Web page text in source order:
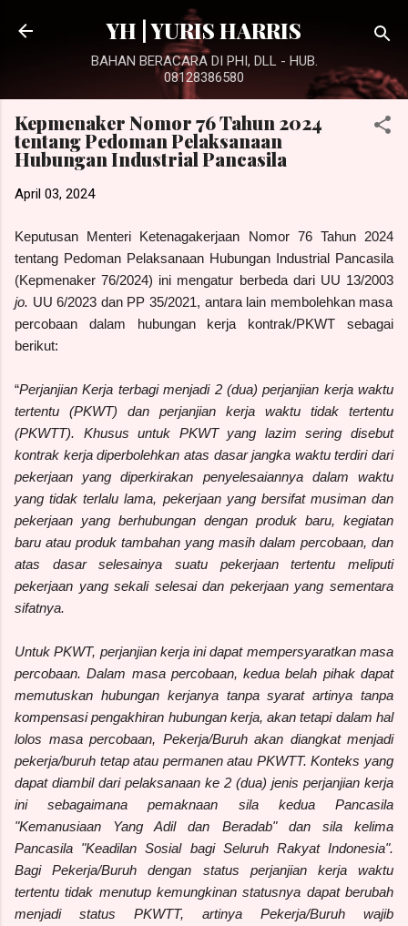
Langsung ke konten utama
YH | YURIS HARRIS
BAHAN BERACARA DI PHI, DLL - HUB.
08128386580
Kepmenaker Nomor 76 Tahun 2024
tentang Pedoman Pelaksanaan
Hubungan Industrial Pancasila
April 03, 2024
Keputusan Menteri Ketenagakerjaan Nomor 76 Tahun 2024
tentang Pedoman Pelaksanaan Hubungan Industrial Pancasila
(Kepmenaker 76/2024) ini mengatur berbeda dari UU 13/2003
jo. UU 6/2023 dan PP 35/2021, antara lain membolehkan masa
percobaan dalam hubungan kerja kontrak/PKWT sebagai
berikut:
“Perjanjian Kerja terbagi menjadi 2 (dua) perjanjian kerja waktu
tertentu (PKWT) dan perjanjian kerja waktu tidak tertentu
(PKWTT). Khusus untuk PKWT yang lazim sering disebut
kontrak kerja diperbolehkan atas dasar jangka waktu terdiri dari
pekerjaan yang diperkirakan penyelesaiannya dalam waktu
yang tidak terlalu lama, pekerjaan yang bersifat musiman dan
pekerjaan yang berhubungan dengan produk baru, kegiatan
baru atau produk tambahan yang masih dalam percobaan, dan
atas dasar selesainya suatu pekerjaan tertentu meliputi
pekerjaan yang sekali selesai dan pekerjaan yang sementara
sifatnya.
Untuk PKWT, perjanjian kerja ini dapat mempersyaratkan masa
percobaan. Dalam masa percobaan, kedua belah pihak dapat
memutuskan hubungan kerjanya tanpa syarat artinya tanpa
kompensasi pengakhiran hubungan kerja, akan tetapi dalam hal
lolos masa percobaan, Pekerja/Buruh akan diangkat menjadi
pekerja/buruh tetap atau permanen atau PKWTT. Konteks yang
dapat diambil dari pelaksanaan ke 2 (dua) jenis perjanjian kerja
ini sebagaimana pemaknaan sila kedua Pancasila
"Kemanusiaan Yang Adil dan Beradab" dan sila kelima
Pancasila "Keadilan Sosial bagi Seluruh Rakyat Indonesia".
Bagi Pekerja/Buruh dengan status perjanjian kerja waktu
tertentu tidak menutup kemungkinan statusnya dapat berubah
menjadi status PKWTT, artinya Pekerja/Buruh wajib